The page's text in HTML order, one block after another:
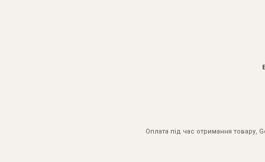
Оплата під час отримання товару,